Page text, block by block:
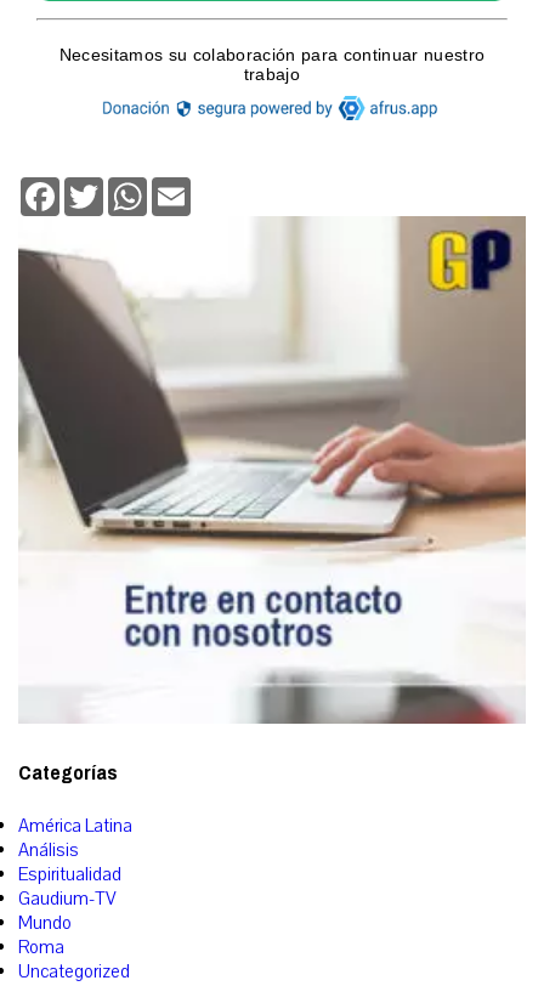
Facebook
TwitterWhatsApp
Categorías
América Latina
Análisis
Espiritualidad
Gaudium-TV
Mundo
Roma
Uncategorized